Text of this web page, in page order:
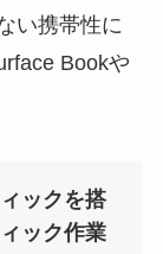
い携帯性に
Bookや
ックを搭
ック作業